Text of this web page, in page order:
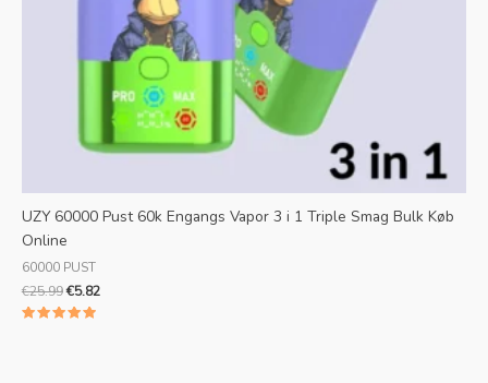
UZY 60000 Pust 60k Engangs Vapor 3 i 1 Triple Smag Bulk Køb
Online
60000 PUST
€25.99€5.82